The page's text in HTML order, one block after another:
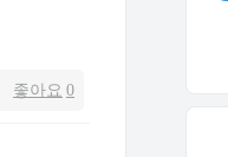
좋아요 0